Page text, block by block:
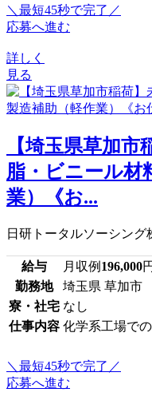
＼最短45秒で完了／
応募へ進む
詳しく
見る
【埼玉県草加
脂・ビニール材
業）《お...
日研トータルソーシング
給与 月収例 196,000円
勤務地
埼玉県 草加市
寮・社宅 なし
仕事内容 化学系工場で
＼最短45秒で完了／
応募へ進む